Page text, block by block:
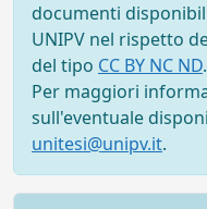
documenti
UNIPV nel rispetto
del tipo CC BY NC ND.
Per maggiori
sull'eventuale
unitesi@unipv.it.